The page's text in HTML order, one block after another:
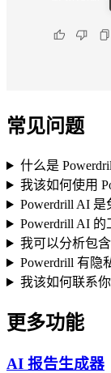
常见问题
什么是
我该如何使用
Powerdrill AI 是
Powerdrill AI 的
我可以分析包
Powerdrill 有隐
我该如何联系
更多功能
AI 报告生成器